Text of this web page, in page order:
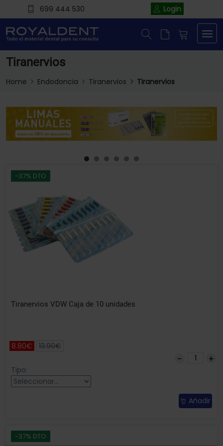
699 444 530 Login
Tiranervios
Home Endodoncia Tiranervios Tiranervios
-37% DTO
Tiranervios VDW Caja de 10 unidades
8.80€ 13.90€
Tipo:
Añadir
-37% DTO